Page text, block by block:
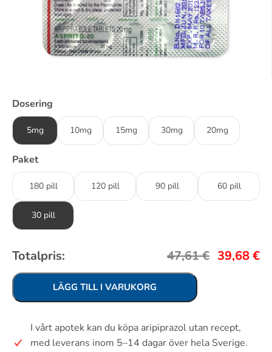
Dosering
5mg 10mg 15mg 30mg 20mg
Paket
180 pill 120 pill 90 pill 60 pill
30 pill
Totalpris: 47,61€ 39,68€
LÄGG TILL I VARUKORG
I vårt apotek kan du köpa aripiprazol utan recept,
med leverans inom 5–14 dagar över hela Sverige.